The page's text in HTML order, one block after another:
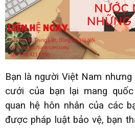
Bạn là người Việt Nam
cưới của bạn lại mang
quan hệ hôn nhân của các
được pháp luật bảo vệ, bạn